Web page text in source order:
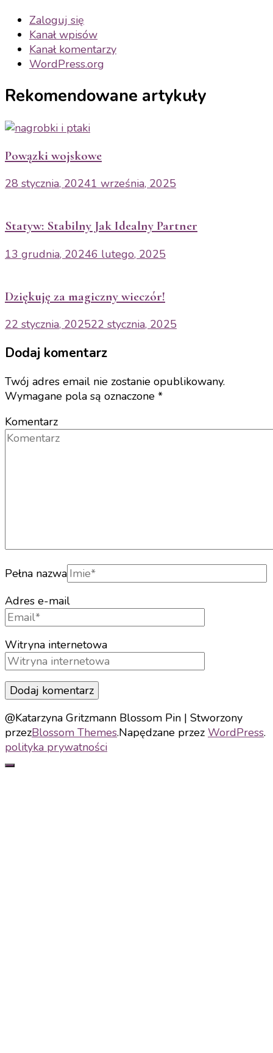
Zaloguj się
Kanał wpisów
Kanał komentarzy
WordPress.org
Rekomendowane artykuły
Powązki wojskowe
28 stycznia, 20241 września, 2025
Statyw: Stabilny Jak Idealny Partner
13 grudnia, 20246 lutego, 2025
Dziękuję za magiczny wieczór!
22 stycznia, 202522 stycznia, 2025
Dodaj komentarz
Twój adres email nie zostanie opublikowany.
Wymagane pola są oznaczone *
Komentarz
Pełna nazwa
Adres e-mail
Witryna internetowa
@Katarzyna Gritzmann Blossom Pin | Stworzony
przezBlossom Themes.Napędzane przez WordPress.
polityka prywatności